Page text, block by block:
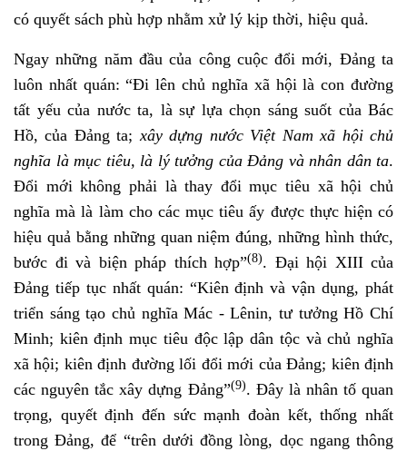
có quyết sách phù hợp nhằm xử lý kịp thời, hiệu quả.
Ngay những năm đầu của công cuộc đổi mới, Đảng ta
luôn nhất quán: “Đi lên chủ nghĩa xã hội là con đường
tất yếu của nước ta, là sự lựa chọn sáng suốt của Bác
Hồ, của Đảng ta;xây dựng nước Việt Nam xã hội chủ
nghĩa là mục tiêu, là lý tưởng của Đảng và nhân dân ta.
Đổi mới không phải là thay đổi mục tiêu xã hội chủ
nghĩa mà là làm cho các mục tiêu ấy được thực hiện có
hiệu quả bằng những quan niệm đúng, những hình thức,
bước đi và biện pháp thích hợp”(8). Đại hội XIII của
Đảng tiếp tục nhất quán: “Kiên định và vận dụng, phát
triển sáng tạo chủ nghĩa Mác - Lênin, tư tưởng Hồ Chí
Minh; kiên định mục tiêu độc lập dân tộc và chủ nghĩa
xã hội; kiên định đường lối đổi mới của Đảng; kiên định
các nguyên tắc xây dựng Đảng”(9). Đây là nhân tố quan
trọng, quyết định đến sức mạnh đoàn kết, thống nhất
trong Đảng, để “trên dưới đồng lòng, dọc ngang thông